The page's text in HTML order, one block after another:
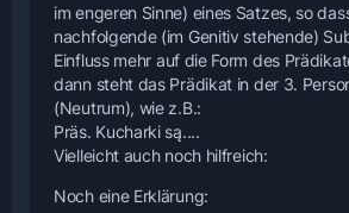
im engeren Sinne) eines Satzes, so
nachfolgende (im Genitiv stehende)
Einfluss mehr auf die Form des
dann steht das Prädikat in der 3.
(Neutrum), wie z.B.:
Präs. Kucharki są....
Vielleicht auch noch hilfreich:
Noch eine Erklärung: